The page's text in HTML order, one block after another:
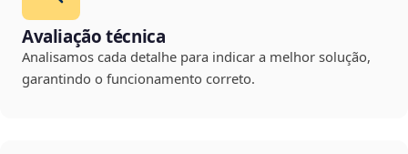
Avaliação técnica
Analisamos cada detalhe para indicar a melhor solução,
garantindo o funcionamento correto.